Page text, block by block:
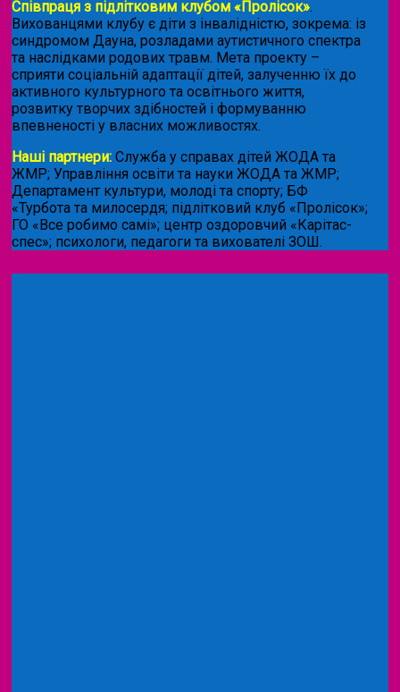
Співпраця з підлітковим клубом «Пролісок».
Вихованцями клубу є діти з інвалідністю, зокрема: із
синдромом Дауна, розладами аутистичного спектра
та наслідками родових травм. Мета проекту –
сприяти соціальній адаптації дітей, залученню їх до
активного культурного та освітнього життя,
розвитку творчих здібностей і формуванню
впевненості у власних можливостях.
Наші партнери: Служба у справах дітей ЖОДА та
ЖМР; Управління освіти та науки ЖОДА та ЖМР;
Департамент культури, молоді та спорту; БФ
«Турбота та милосердя; підлітковий клуб «Пролісок»;
ГО «Все робимо самі»; центр оздоровчий «Карітас-
спес»; психологи, педагоги та вихователі ЗОШ.